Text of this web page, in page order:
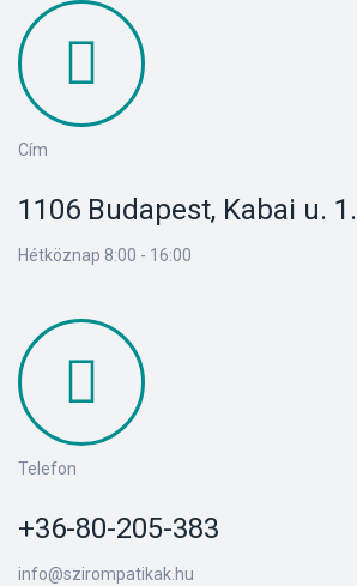
Cím
1106 Budapest, Kabai u. 1.
Hétköznap 8:00 - 16:00
Telefon
+36-80-205-383
info@szirompatikak.hu